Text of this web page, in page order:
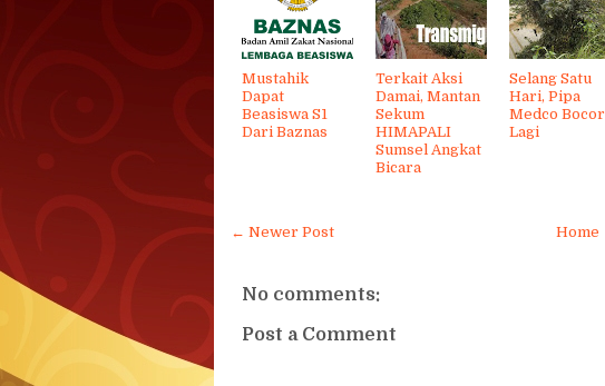
Mustahik
Dapat
Beasiswa S1
Dari Baznas
Terkait Aksi
Damai, Mantan
Sekum
HIMAPALI
Sumsel Angkat
Bicara
Selang Satu
Hari, Pipa
Medco Bocor
Lagi
← Newer Post Home
No comments:
Post a Comment